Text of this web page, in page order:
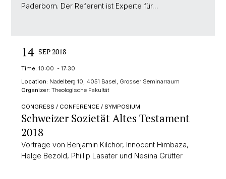
Paderborn. Der Referent ist Experte für…
14 SEP 2018
Time: 10:00 - 17:30
Location: Nadelberg 10, 4051 Basel, Grosser Seminarraum
Organizer: Theologische Fakultät
CONGRESS / CONFERENCE / SYMPOSIUM
Schweizer Sozietät Altes Testament
2018
Vorträge von Benjamin Kilchör, Innocent Himbaza,
Helge Bezold, Phillip Lasater und Nesina Grütter